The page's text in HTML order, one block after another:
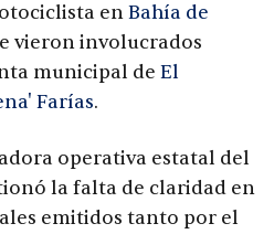
enBahía de
vieron involucrados
municipal de El
Farías.
operativa estatal del
la falta de claridad en
emitidos tanto por el